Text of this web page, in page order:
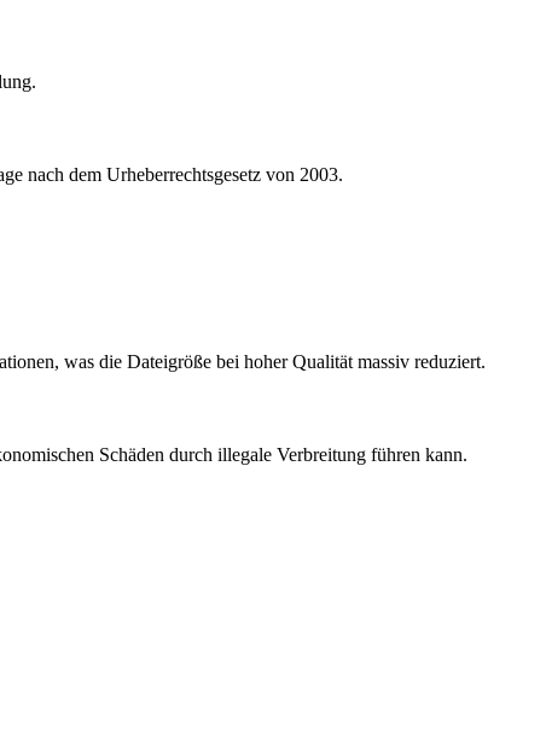
nach dem Urheberrechtsgesetz von 2003.
was die Dateigröße bei hoher Qualität massiv reduziert.
Schäden durch illegale Verbreitung führen kann.